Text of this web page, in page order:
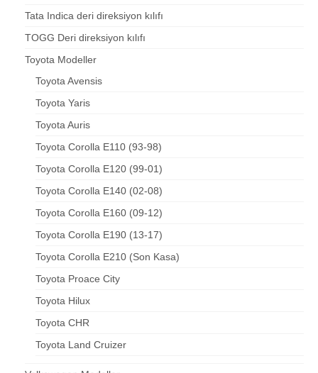
Tata Indica deri direksiyon kılıfı
TOGG Deri direksiyon kılıfı
Toyota Modeller
Toyota Avensis
Toyota Yaris
Toyota Auris
Toyota Corolla E110 (93-98)
Toyota Corolla E120 (99-01)
Toyota Corolla E140 (02-08)
Toyota Corolla E160 (09-12)
Toyota Corolla E190 (13-17)
Toyota Corolla E210 (Son Kasa)
Toyota Proace City
Toyota Hilux
Toyota CHR
Toyota Land Cruizer